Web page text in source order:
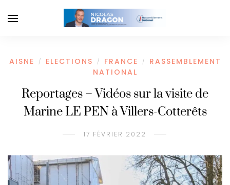
AISNE / ELECTIONS / FRANCE /
RASSEMBLEMENT
NATIONAL
Reportages – Vidéos sur la visite de
Marine LE PEN à Villers-Cotterêts
17 FÉVRIER 2022